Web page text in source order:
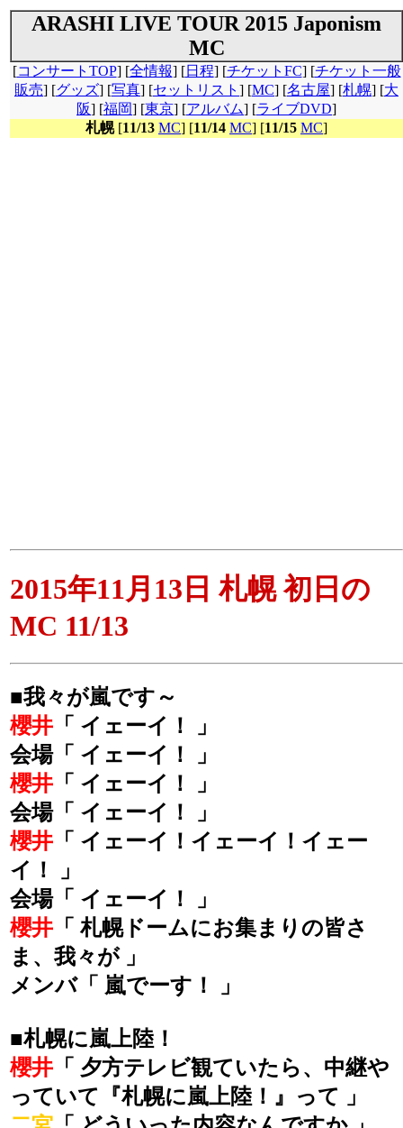
ARASHI LIVE TOUR 2015 Japonism
MC
[コンサートTOP] [全情報] [日程] [チケットFC] [チケット一般
販売] [グッズ] [写真] [セットリスト ] [MC] [名古屋] [札幌] [大
阪] [福岡] [東京] [アルバム] [ライブDVD]
札幌[11/13 MC] [11/14 MC] [11/15 MC]
2015年11月13日 札幌 初日の
MC 11/13
■我々が嵐です～
櫻井 「 イェーイ！ 」
会場「 イェーイ！ 」
櫻井 「 イェーイ！ 」
会場「 イェーイ！ 」
櫻井 「 イェーイ！イェーイ！イェー
イ！ 」
会場「 イェーイ！ 」
櫻井 「 札幌ドームにお集まりの皆さ
ま、我々が 」
メンバ「 嵐でーす！ 」
■札幌に嵐上陸！
櫻井 「 夕方テレビ観ていたら、中継や
っていて『札幌に嵐上陸！』って 」